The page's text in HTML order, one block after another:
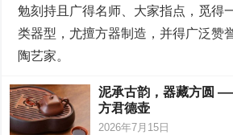
勉刻持且广得名师、大家指点，觅得
类器型，尤擅方器制造，并得广泛赞
陶艺家。
泥承古韵，器藏方圆
方君德壶
2026年7月15日